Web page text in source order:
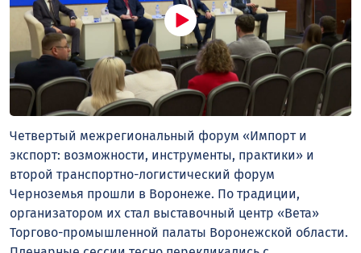
Четвертый межрегиональный форум «Импорт и
экспорт: возможности, инструменты, практики» и
второй транспортно-логистический форум
Черноземья прошли в Воронеже. По традиции,
организатором их стал выставочный центр «Вета»
Торгово-промышленной палаты Воронежской области.